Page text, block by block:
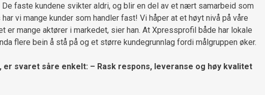
faste kundene svikter aldri, og blir en del av et nært samarbeid som
vi mange kunder som handler fast! Vi håper at et høyt nivå på våre
mange aktører i markedet, sier han. At Xpressprofil både har lokale
flere bein å stå på og et større kundegrunnlag fordi målgruppen øker.
svaret såre enkelt: – Rask respons, leveranse og høy kvalitet